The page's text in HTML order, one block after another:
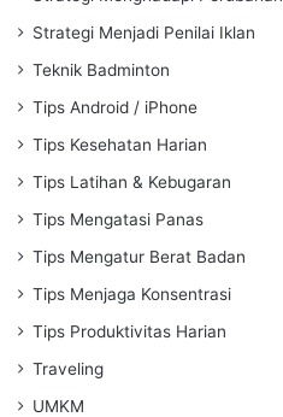
Strategi Menjadi Penilai Iklan
Teknik Badminton
Tips Android / iPhone
Tips Kesehatan Harian
Tips Latihan & Kebugaran
Tips Mengatasi Panas
Tips Mengatur Berat Badan
Tips Menjaga Konsentrasi
Tips Produktivitas Harian
Traveling
UMKM